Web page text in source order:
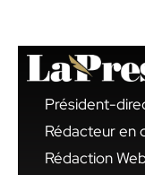
Président-
Rédacteur en
Rédaction